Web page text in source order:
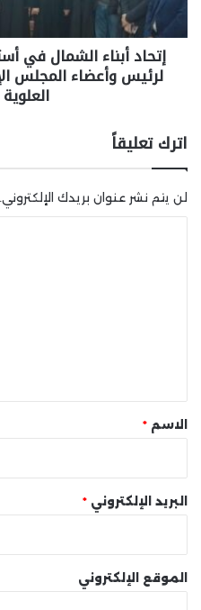
إتحاد أبناء الشمال في
لرئيس وأعضاء المجلس
اترك تعليقاً
لن يتم نشر عنوان بريدك الإلكتروني.
* الاسم *
البريد الإلكتروني *
الموقع الإلكتروني